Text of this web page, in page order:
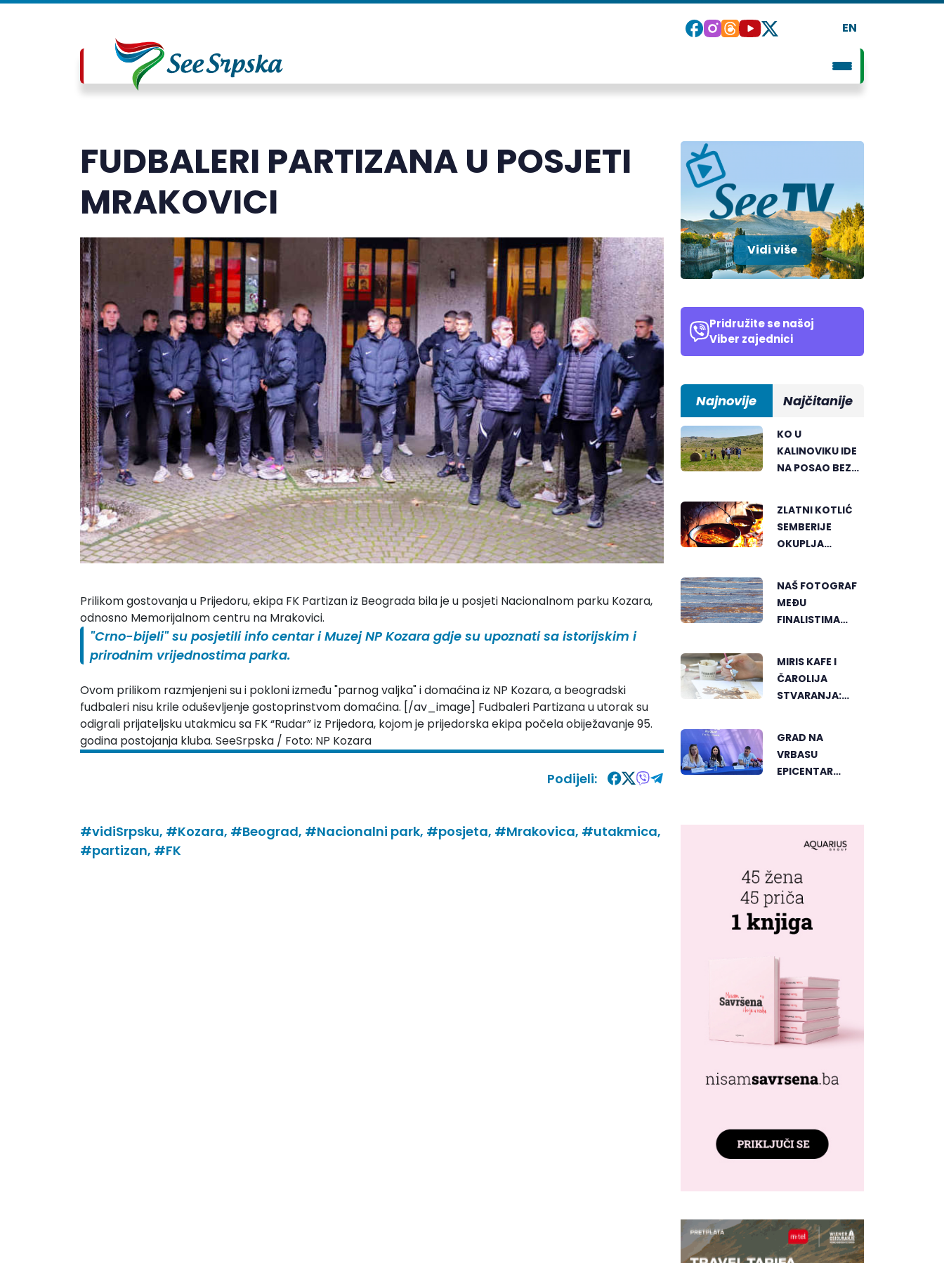
EN
FUDBALERI PARTIZANA U POSJETI
MRAKOVICI
Prilikom gostovanja u Prijedoru, ekipa FK Partizan iz Beograda bila je u posjeti Nacionalnom parku Kozara,
odnosno Memorijalnom centru na Mrakovici.
"Crno-bijeli" su posjetili info centar i Muzej NP Kozara gdje su upoznati sa istorijskim i
prirodnim vrijednostima parka.
Ovom prilikom razmjenjeni su i pokloni između "parnog valjka" i domaćina iz NP Kozara, a beogradski
fudbaleri nisu krile oduševljenje gostoprinstvom domaćina. [/av_image] Fudbaleri Partizana u utorak su
odigrali prijateljsku utakmicu sa FK “Rudar” iz Prijedora, kojom je prijedorska ekipa počela obiježavanje 95.
godina postojanja kluba. SeeSrpska / Foto: NP Kozara
Podijeli:
#vidiSrpsku, #Kozara, #Beograd, #Nacionalni park, #posjeta, #Mrakovica, #utakmica,
#partizan, #FK
Vidi više
Pridružite se našoj
Viber zajednici
Najnovije Najčitanije
KO U
KALINOVIKU IDE
NA POSAO BEZ
ZLATNI KOTLIĆ
SEMBERIJE
OKUPLJA
RIBLJEG
PAPRIKAŠA U
DVOROVIMA
NAŠ FOTOGRAF
MEĐU
FINALISTIMA
PHOTOGRAPHY"
FESTIVALA U
MONGOLIJI
MIRIS KAFE I
ČAROLIJA
STVARANJA:
UMJETNOSTI U
BANJALUCI
GRAD NA
VRBASU
EPICENTAR